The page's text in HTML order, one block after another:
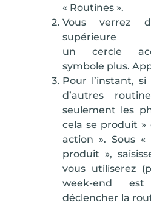
« Routines ».
Vous verrez
un cercle
symbole plus.
Pour l’instant, si
d’autres
seulement les
cela se produit »
action ». Sous «
produit »,
vous utiliserez
week-end
déclencher la